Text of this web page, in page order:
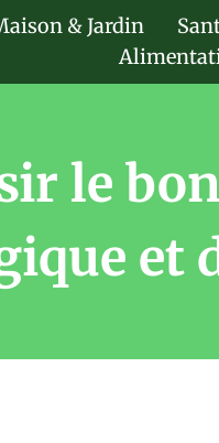
& Jardin
le
et